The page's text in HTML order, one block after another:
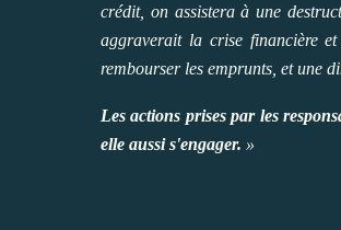
crédit, on assistera à une
aggraverait la crise financière
rembourser les emprunts, et une
Les actions prises par les
elle aussi s'engager. »